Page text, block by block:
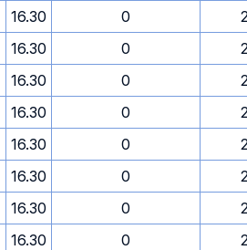
16.30 0
16.30 0
16.30 0
16.30 0
16.30 0
16.30 0
16.30 0
16.30 0